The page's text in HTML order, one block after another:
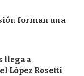
forman una
llega a
López Rosetti